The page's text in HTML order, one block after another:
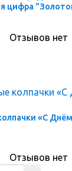
цифра
Отзывов нет
«С
Отзывов нет